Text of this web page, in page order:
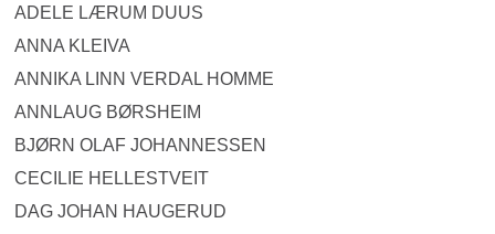
ADELE LÆRUM DUUS
ANNA KLEIVA
ANNIKA LINN VERDAL HOMME
ANNLAUG BØRSHEIM
BJØRN OLAF JOHANNESSEN
CECILIE HELLESTVEIT
DAG JOHAN HAUGERUD